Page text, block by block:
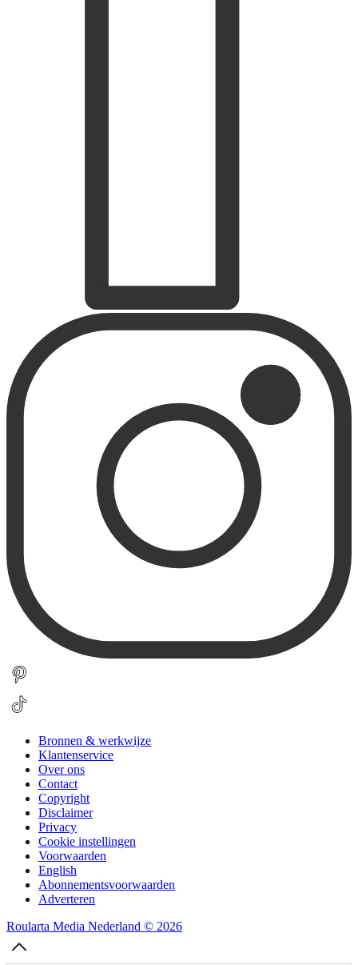
Bronnen & werkwijze
Klantenservice
Over ons
Contact
Copyright
Disclaimer
Privacy
Cookie instellingen
Voorwaarden
English
Abonnementsvoorwaarden
Adverteren
Roularta Media Nederland © 2026